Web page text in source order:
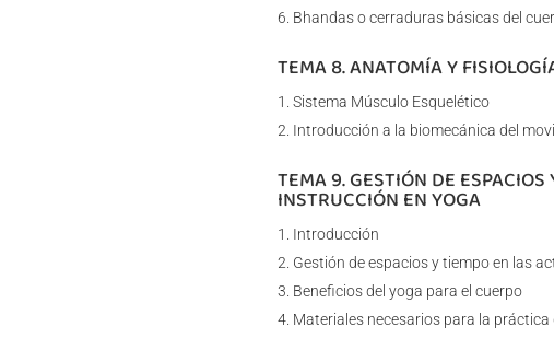
Bhandas o cerraduras básicas del
TEMA 8. ANATOMÍA Y
Sistema Músculo Esquelético
Introducción a la biomecánica del
TEMA 9. GESTIÓN DE
INSTRUCCIÓN EN YOGA
Introducción
Gestión de espacios y tiempo en las
Beneficios del yoga para el cuerpo
Materiales necesarios para la práctica